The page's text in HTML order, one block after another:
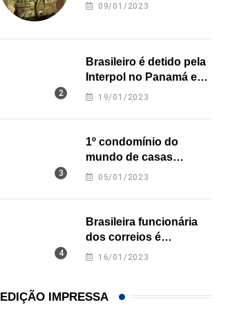
09/01/2023
Brasileiro é detido pela
Interpol no Panamá e
pode pegar prisão
19/01/2023
1º condomínio do
mundo de casas
impressas em 3D é
05/01/2023
Brasileira funcionária
dos correios é
assassinada a facadas
16/01/2023
EDIÇÃO IMPRESSA